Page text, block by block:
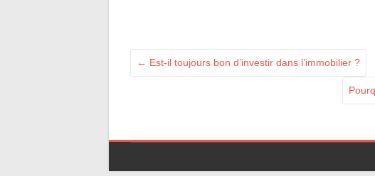
← Est-il toujours bon d’investir dans l’immobilier ?